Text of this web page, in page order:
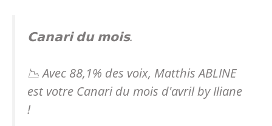
𝗖𝗮𝗻𝗮𝗿𝗶 𝗱𝘂 𝗺𝗼𝗶𝘀.
📉 Avec 88,1% des voix, Matthis ABLINE
est votre Canari du mois d'avril by Iliane
!